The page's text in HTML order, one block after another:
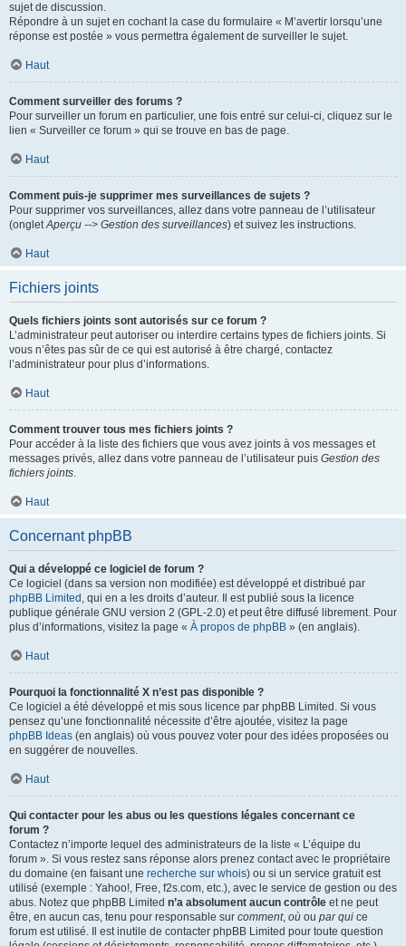
sujet de discussion.
Répondre à un sujet en cochant la case du formulaire « M’avertir lorsqu’une
réponse est postée » vous permettra également de surveiller le sujet.
Haut
Comment surveiller des forums ?
Pour surveiller un forum en particulier, une fois entré sur celui-ci, cliquez sur le
lien « Surveiller ce forum » qui se trouve en bas de page.
Haut
Comment puis-je supprimer mes surveillances de sujets ?
Pour supprimer vos surveillances, allez dans votre panneau de l’utilisateur
(ongletAperçu --> Gestion des surveillances) et suivez les instructions.
Haut
Fichiers joints
Quels fichiers joints sont autorisés sur ce forum ?
L’administrateur peut autoriser ou interdire certains types de fichiers joints. Si
vous n’êtes pas sûr de ce qui est autorisé à être chargé, contactez
l’administrateur pour plus d’informations.
Haut
Comment trouver tous mes fichiers joints ?
Pour accéder à la liste des fichiers que vous avez joints à vos messages et
messages privés, allez dans votre panneau de l’utilisateur puis Gestion des
fichiers joints.
Haut
Concernant phpBB
Qui a développé ce logiciel de forum ?
Ce logiciel (dans sa version non modifiée) est développé et distribué par
phpBB Limited , qui en a les droits d’auteur. Il est publié sous la licence
publique générale GNU version 2 (GPL-2.0) et peut être diffusé librement. Pour
plus d’informations, visitez la page « À propos de phpBB » (en anglais).
Haut
Pourquoi la fonctionnalité X n’est pas disponible ?
Ce logiciel a été développé et mis sous licence par phpBB Limited. Si vous
pensez qu’une fonctionnalité nécessite d’être ajoutée, visitez la page
phpBB Ideas (en anglais) où vous pouvez voter pour des idées proposées ou
en suggérer de nouvelles.
Haut
Qui contacter pour les abus ou les questions légales concernant ce
forum ?
Contactez n’importe lequel des administrateurs de la liste « L’équipe du
forum ». Si vous restez sans réponse alors prenez contact avec le propriétaire
du domaine (en faisant une recherche sur whois) ou si un service gratuit est
utilisé (exemple : Yahoo!, Free, f2s.com, etc.), avec le service de gestion ou des
abus. Notez que phpBB Limited n’a absolument aucun contrôle et ne peut
être, en aucun cas, tenu pour responsable sur comment, où ou par qui ce
forum est utilisé. Il est inutile de contacter phpBB Limited pour toute question